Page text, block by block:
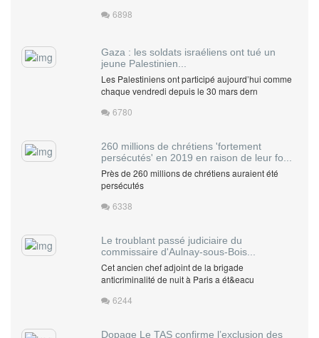
6898
Gaza : les soldats israéliens ont tué un
jeune Palestinien...
Les Palestiniens ont participé aujourd’hui comme
chaque vendredi depuis le 30 mars dern
6780
260 millions de chrétiens 'fortement
persécutés' en 2019 en raison de leur fo...
Près de 260 millions de chrétiens auraient été
persécutés
6338
Le troublant passé judiciaire du
commissaire d'Aulnay-sous-Bois...
Cet ancien chef adjoint de la brigade
anticriminalité de nuit à Paris a ét&eacu
6244
Dopage Le TAS confirme l’exclusion des